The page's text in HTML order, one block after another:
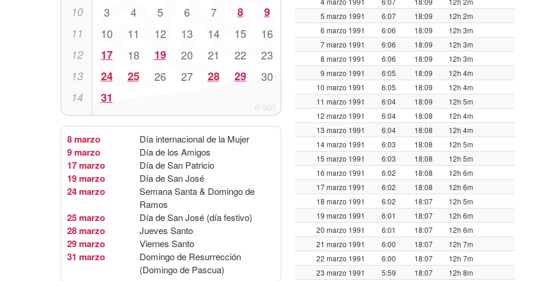
10 3 4 5 6 7 8 9
11 10 11 12 13 14 15 16
12 17 18 19 20 21 22 23
13 24 25 26 27 28 29 30
14 31
8 marzo Día internacional de la Mujer
9 marzo Día de los Amigos
17 marzo Día de San Patricio
19 marzo Día de San José
24 marzo
Semana Santa & Domingo de
Ramos
25 marzo Día de San José (día festivo)
28 marzo Jueves Santo
29 marzo Viernes Santo
31 marzo
Domingo de Resurrección
(Domingo de Pascua)
5 marzo 1991
6:07 18:09
12h 2m
6 marzo 1991
6:06 18:09
12h 3m
7 marzo 1991
6:06 18:09
12h 3m
8 marzo 1991
6:06 18:09
12h 3m
9 marzo 1991
6:05 18:09
12h 4m
10 marzo 1991
6:05 18:09
12h 4m
11 marzo 1991
6:04 18:09
12h 5m
12 marzo 1991
6:04 18:08
12h 4m
13 marzo 1991
6:04 18:08
12h 4m
14 marzo 1991
6:03 18:08
12h 5m
15 marzo 1991
6:03 18:08
12h 5m
16 marzo 1991
6:02 18:08
12h 6m
17 marzo 1991
6:02 18:08
12h 6m
18 marzo 1991
6:02 18:07
12h 5m
19 marzo 1991
6:01 18:07
12h 6m
20 marzo 1991
6:01 18:07
12h 6m
21 marzo 1991
6:00 18:07
12h 7m
22 marzo 1991
6:00 18:07
12h 7m
23 marzo 1991
5:59 18:07
12h 8m